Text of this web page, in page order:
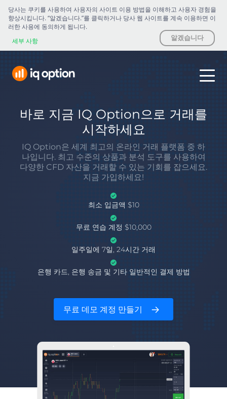
당사는 쿠키를 사용하여 사용자의 사이트 이용 방법을 이해하고 사용자 경험을
향상시킵니다. “알겠습니다.”를 클릭하거나 당사 웹 사이트를 계속 이용하면 이
러한 사용에 동의하게 됩니다.
세부 사항
알겠습니다
바로 지금 IQ Option으로 거래를
시작하세요
IQ Option은 세계 최고의 온라인 거래 플랫폼 중 하
나입니다. 최고 수준의 상품과 분석 도구를 사용하여
다양한 CFD 자산을 거래할 수 있는 기회를 잡으세요.
지금 가입하세요!
최소 입금액 $10
무료 연습 계정 $10,000
일주일에 7일, 24시간 거래
은행 카드, 은행 송금 및 기타 일반적인 결제 방법
무료 데모 계정 만들기